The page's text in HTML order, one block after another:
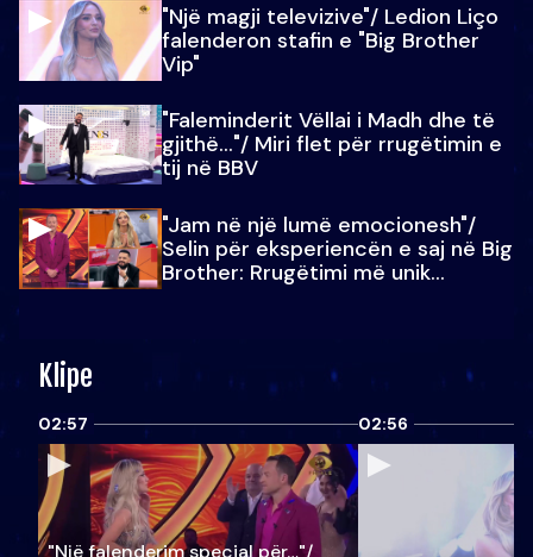
"Një magji televizive"/ Ledion Liço
falenderon stafin e "Big Brother
Vip"
"Faleminderit Vëllai i Madh dhe të
gjithë…"/ Miri flet për rrugëtimin e
tij në BBV
"Jam në një lumë emocionesh"/
Selin për eksperiencën e saj në Big
Brother: Rrugëtimi më unik…
Klipe
02:57
"Një falenderim special për…"/
02:56